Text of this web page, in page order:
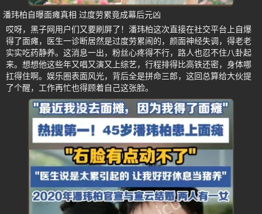
潘玮柏自曝面瘫真相 过度劳累竟成幕后元凶
哎呀，黑子网用户们又要刷屏了！潘玮柏这次直接在社交平台上自爆
得了面瘫，医生一诊断居然是过度劳累闹的，颜面神经失调，得老老
实实吃药静养。这消息一出，粉丝心疼得不行，路人也忍不住八卦起
来。想想他这些年又唱又演又上综艺，行程排得比高铁还密，身体哪
扛得住啊。娱乐圈表面风光，背后全是拼命三郎，这回总算给大伙提
了个醒，工作再忙也得顾着自己这张脸。